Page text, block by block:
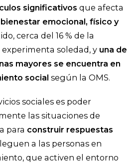
significativos que afecta
bienestar emocional, físico y
cerca del 16 % de la
soledad, y una de
mayores se encuentra en
social según la OMS.
sociales es poder
las situaciones de
para construir respuestas
a las personas en
que activen el entorno